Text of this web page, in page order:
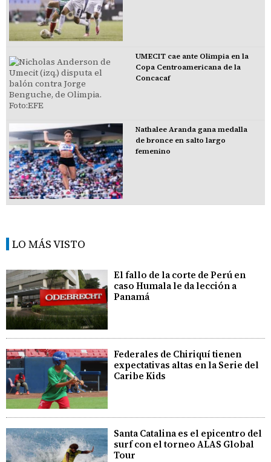
UMECIT cae ante Olimpia en la
Copa Centroamericana de la
Concacaf
Nathalee Aranda gana medalla
de bronce en salto largo
femenino
LO MÁS VISTO
El fallo de la corte de Perú en
caso Humala le da lección a
Panamá
Federales de Chiriquí tienen
expectativas altas en la Serie del
Caribe Kids
Santa Catalina es el epicentro del
surf con el torneo ALAS Global
Tour